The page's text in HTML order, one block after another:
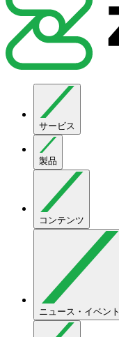
サービス
製品
コンテンツ
ニュース・イベント